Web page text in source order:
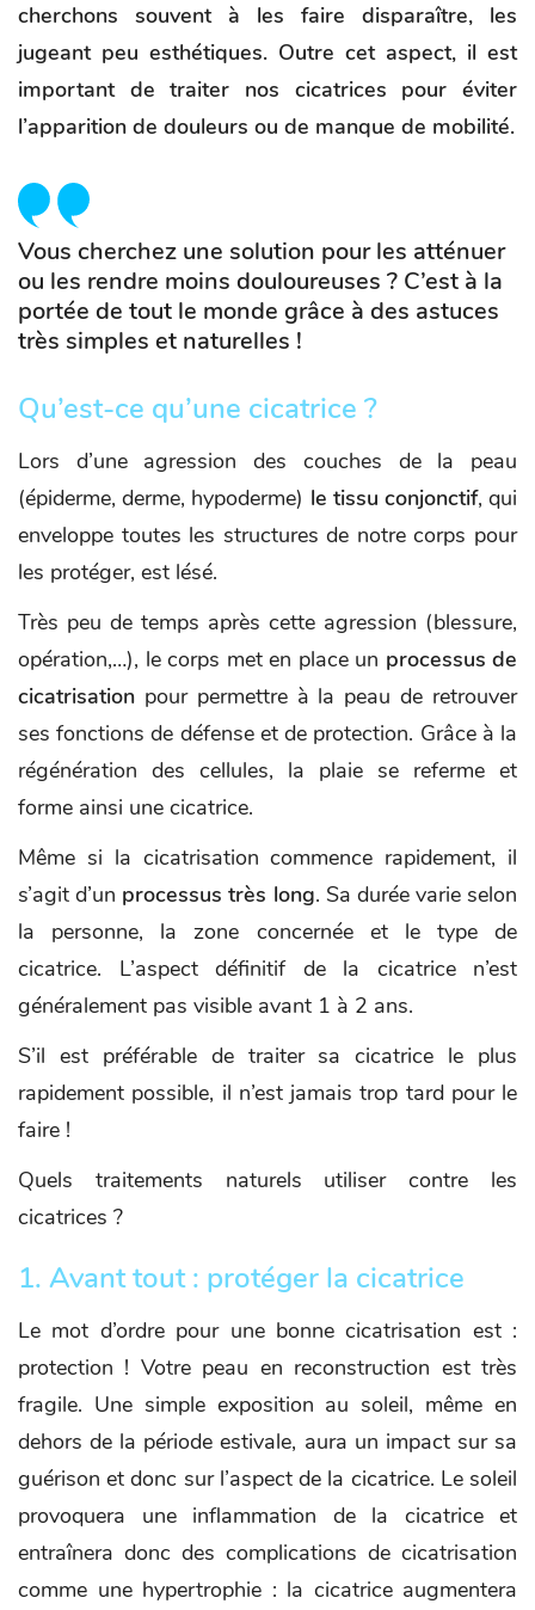
cherchons souvent à les faire disparaître, les
jugeant peu esthétiques. Outre cet aspect, il est
important de traiter nos cicatrices pour éviter
l’apparition de douleurs ou de manque de mobilité.
Vous cherchez une solution pour les atténuer
ou les rendre moins douloureuses ? C’est à la
portée de tout le monde grâce à des astuces
très simples et naturelles !
Qu’est-ce qu’une cicatrice ?
Lors d’une agression des couches de la peau
(épiderme, derme, hypoderme) le tissu conjonctif, qui
enveloppe toutes les structures de notre corps pour
les protéger, est lésé.
Très peu de temps après cette agression (blessure,
opération,…), le corps met en place un processus de
cicatrisation pour permettre à la peau de retrouver
ses fonctions de défense et de protection. Grâce à la
régénération des cellules, la plaie se referme et
forme ainsi une cicatrice.
Même si la cicatrisation commence rapidement, il
s’agit d’un processus très long. Sa durée varie selon
la personne, la zone concernée et le type de
cicatrice. L’aspect définitif de la cicatrice n’est
généralement pas visible avant 1 à 2 ans.
S’il est préférable de traiter sa cicatrice le plus
rapidement possible, il n’est jamais trop tard pour le
faire !
Quels traitements naturels utiliser contre les
cicatrices ?
1. Avant tout : protéger la cicatrice
Le mot d’ordre pour une bonne cicatrisation est :
protection ! Votre peau en reconstruction est très
fragile. Une simple exposition au soleil, même en
dehors de la période estivale, aura un impact sur sa
guérison et donc sur l’aspect de la cicatrice. Le soleil
provoquera une inflammation de la cicatrice et
entraînera donc des complications de cicatrisation
comme une hypertrophie : la cicatrice augmentera